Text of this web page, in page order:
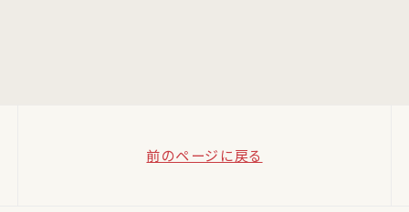
前のページに戻る